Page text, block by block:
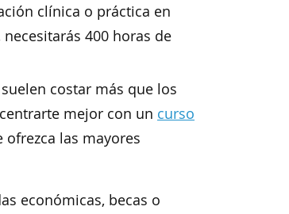
clínica o práctica en
400 horas de
costar más que los
mejor con un curso
ofrezca las mayores
económicas, becas o